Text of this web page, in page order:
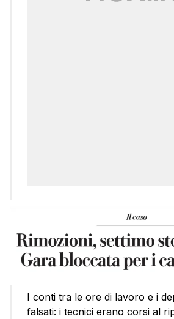
I conti tra le ore di lavoro e i
falsati: i tecnici erano corsi al